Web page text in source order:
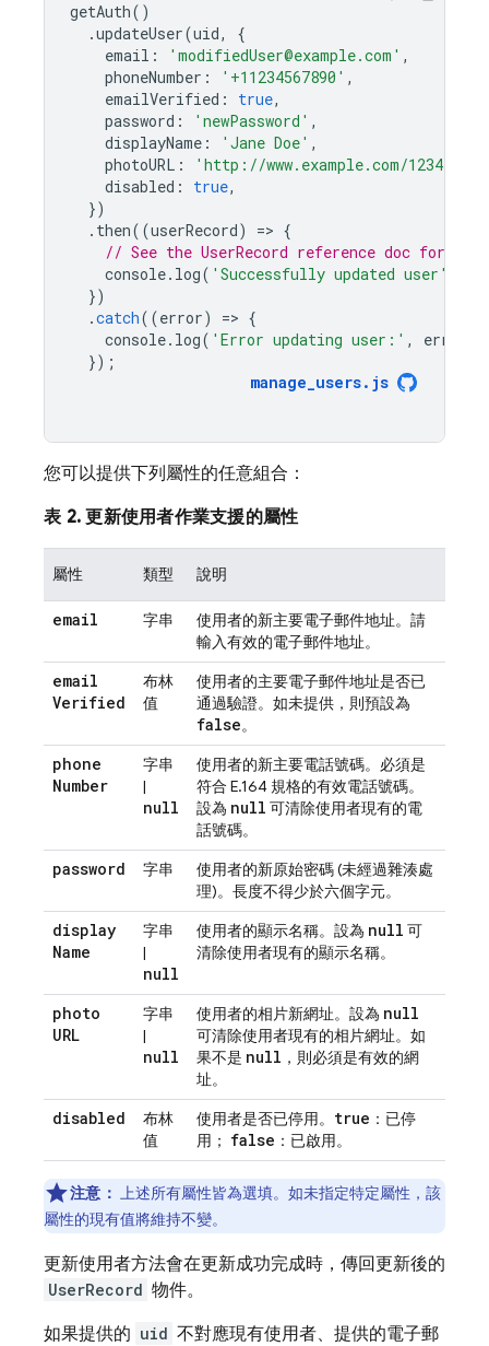
getAuth()
.updateUser(uid,
{
email : 'modifiedUser@example.com' ,
phoneNumber : '+11234567890' ,
emailVerified : true,
password : 'newPassword' ,
displayName : 'Jane Doe' ,
photoURL :
'http://www.example.com/
disabled : true,
})
. then((userRecord) => {
// See the UserRecord reference doc for the
console. log( 'Successfully updated user'
})
.catch((error) => {
console. log( 'Error updating user:' , error
});
manage_users. js
您可以提供下列屬性的任意組合：
表 2. 更新使用者作業支援的屬性
屬性 類型 說明
email 字串
使用者的新主要電子郵件地址。請
輸入有效的電子郵件地址。
email
Verified
布林
值
使用者的主要電子郵件地址是否已
通過驗證。如未提供，則預設為
false。
phone
Number
字串
|
null
使用者的新主要電話號碼。必須是
符合 E.164 規格的有效電話號碼。
設為 null 可清除使用者現有的電
話號碼。
password 字串
使用者的新原始密碼 (未經過雜湊處
理)。長度不得少於六個字元。
display
Name
字串
|
null
使用者的顯示名稱。設為 null 可
清除使用者現有的顯示名稱。
photo
URL
字串
|
null
使用者的相片新網址。設為 null
可清除使用者現有的相片網址。如
果不是 null ，則必須是有效的網
址。
disabled
布林
值
使用者是否已停用。 true ：已停
用； false ：已啟用。
注意： 上述所有屬性皆為選填。如未指定特定屬性，該
屬性的現有值將維持不變。
更新使用者方法會在更新成功完成時，傳回更新後的
UserRecord 物件。
如果提供的 uid 不對應現有使用者、提供的電子郵